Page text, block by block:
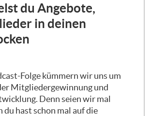
du Angebote,
in deinen
Folge kümmern wir uns um
Mitgliedergewinnung und
Denn seien wir mal
du hast schon mal auf die